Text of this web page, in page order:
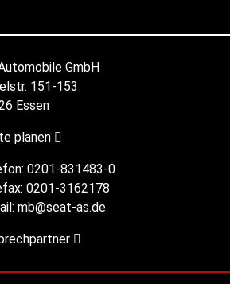
GmbH
151-153
Essen
planen
0201-831483-0
0201-3162178
mb@seat-as.de